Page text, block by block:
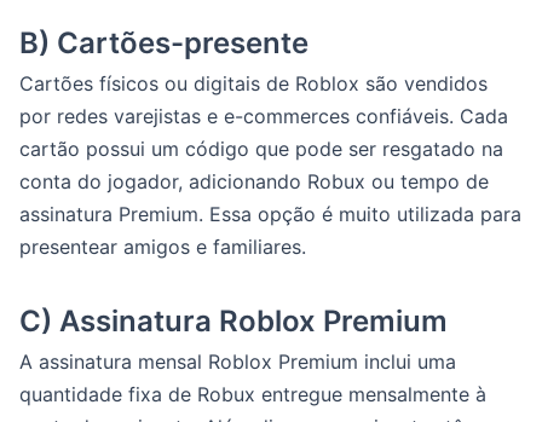
B) Cartões-presente
Cartões físicos ou digitais de Roblox são vendidos
por redes varejistas e e-commerces confiáveis. Cada
cartão possui um código que pode ser resgatado na
conta do jogador, adicionando Robux ou tempo de
assinatura Premium. Essa opção é muito utilizada para
presentear amigos e familiares.
C) Assinatura Roblox Premium
A assinatura mensal Roblox Premium inclui uma
quantidade fixa de Robux entregue mensalmente à